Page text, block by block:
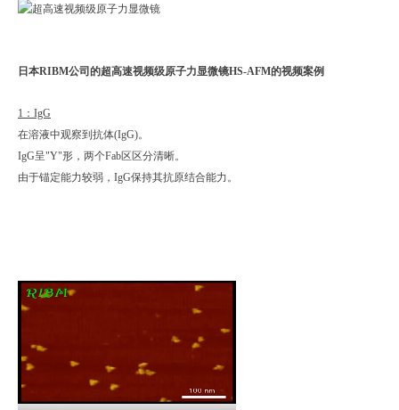
日本RIBM公司的超高速视频级原子力显微镜HS-AFM的视频案例
1：IgG
在溶液中观察到抗体(IgG)。
IgG呈"Y"形，两个Fab区区分清晰。
由于锚定能力较弱，IgG保持其抗原结合能力。